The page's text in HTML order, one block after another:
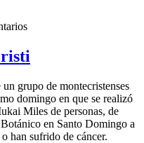
grupo de montecristenses
domingo en que se realizó
Miles de personas, de
en Santo Domingo a
han sufrido de cáncer.